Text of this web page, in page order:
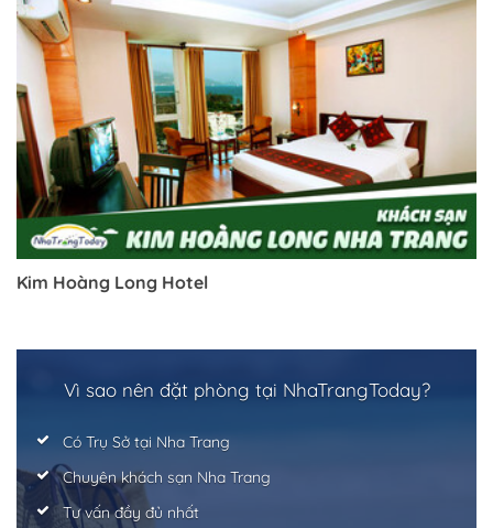
Trở về trang trước đó
Kim Hoàng Long Hotel
Vì sao nên đặt phòng tại NhaTrangToday?
Có Trụ Sở tại Nha Trang
Chuyên khách sạn Nha Trang
Tư vấn đầy đủ nhất